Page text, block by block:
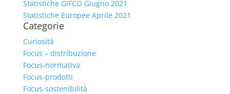
Statistiche GIFCO Giugno 2021
Statistiche Europee Aprile 2021
Categorie
Curiosità
Focus – distribuzione
Focus-normativa
Focus-prodotti
Focus-sostenibilità